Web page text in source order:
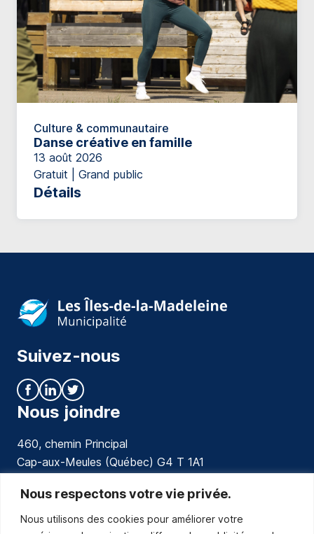
Nous respectons votre vie privée.
Nous utilisons des cookies pour améliorer votre
Culture & communautaire
Danse créative en famille
13 août 2026
Gratuit | Grand public
Détails
Suivez-nous
Nous joindre
460, chemin Principal
Cap-aux-Meules (Québec) G4 T 1A1
communications@muniles.ca
418 986-3100